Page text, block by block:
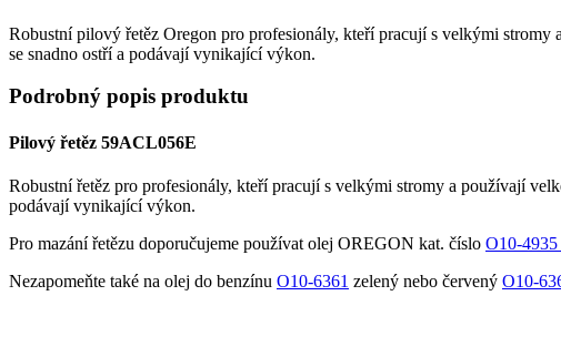
Robustní pilový řetěz Oregon pro profesionály, kteří pracují s velkými
se snadno ostří a podávají vynikající výkon.
Podrobný popis produktu
Pilový řetěz 59ACL056E
Robustní řetěz pro profesionály, kteří pracují s velkými stromy a používají
podávají vynikající výkon.
Pro mazání řetězu doporučujeme používat olej OREGON kat. číslo O10-4935
Nezapomeňte také na olej do benzínu O10-6361 zelený nebo červený O10-